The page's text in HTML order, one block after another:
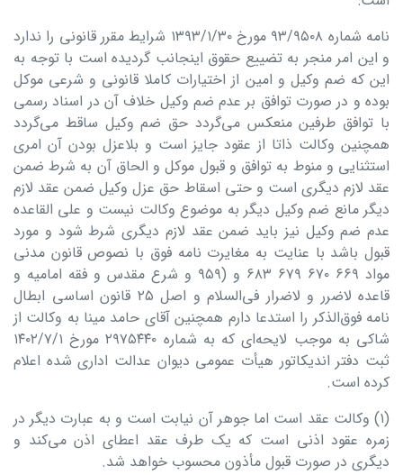
نامه شماره ۹۳/۹۵۰۸ مورخ ۱۳۹۳/۱/۳۰ شرایط مقرر قانونی را ندارد
و این امر منجر به تضییع حقوق اینجانب گردیده است با توجه به
این که ضم وکیل و امین از اختیارات کاملا قانونی و شرعی موکل
بوده و در صورت توافق بر عدم ضم وکیل خلاف آن در اسناد رسمی
با توافق طرفین منعکس می‌گردد حق ضم وکیل ساقط می‌گردد
همچنین وکالت ذاتا از عقود جایز است و بلاعزل بودن آن امری
استثنایی و منوط به توافق و قبول موکل و الحاق آن به شرط ضمن
عقد لازم دیگری است و حتی اسقاط حق عزل وکیل ضمن عقد لازم
دیگر مانع ضم وکیل دیگر به موضوع وکالت نیست و علی القاعده
عدم ضم وکیل نیز باید ضمن عقد لازم دیگری شرط شود و مورد
قبول باشد با عنایت به مغایرت نامه فوق با نصوص قانون مدنی
مواد ۶۶۹ ۶۷۰ ۶۷۹ ۶۸۳ و (۹۵۹ و شرع مقدس و فقه امامیه و
قاعده لاضرر و لاضرار فی‌السلام و اصل ۲۵ قانون اساسی ابطال
نامه فوق‌الذکر را استدعا دارم همچنین آقای حامد مینا به وکالت از
شاکی به موجب لایحه‌ای که به شماره ۲۹۷۵۴۴۰ مورخ ۱۴۰۲/۷/۱
ثبت دفتر اندیکاتور هیأت عمومی دیوان عدالت اداری شده اعلام
کرده است.
(۱) وکالت عقد است اما جوهر آن نیابت است و به عبارت دیگر در
زمره عقود اذنی است که یک طرف عقد اعطای اذن می‌کند و
دیگری در صورت قبول مأذون محسوب خواهد شد.